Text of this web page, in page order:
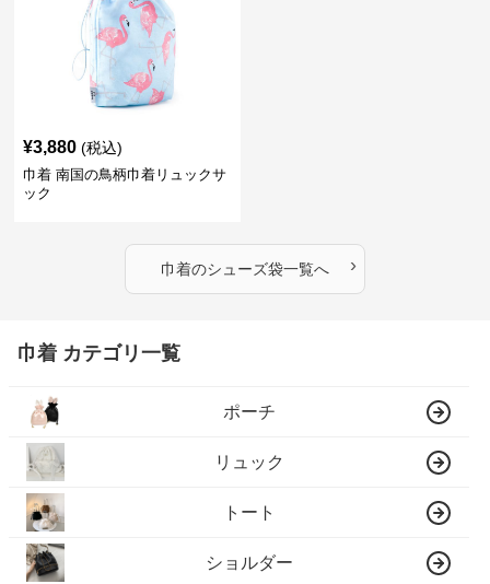
¥3,880 (税込)
巾着 南国の鳥柄巾着リュックサ
ック
巾着のシューズ袋一覧へ ›
巾着 カテゴリ一覧
ポーチ
リュック
トート
ショルダー